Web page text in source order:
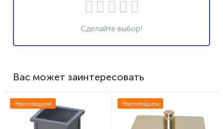
Сделайте выбор!
Вас может заинтересовать
Рекомендуем Рекомендуем